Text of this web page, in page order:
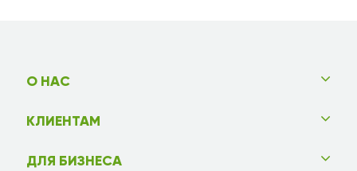
О НАС
КЛИЕНТАМ
ДЛЯ БИЗНЕСА